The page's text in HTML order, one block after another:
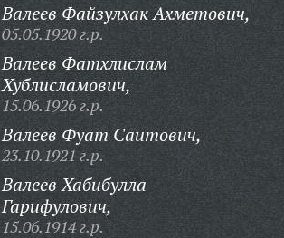
Валеев Файзулхак Ахметович,
05.05.1920 г.р.
Валеев Фатхлислам
Хублисламович,
15.06.1926 г.р.
Валеев Фуат Саитович,
23.10.1921 г.р.
Валеев Хабибулла
Гарифулович,
15.06.1914 г.р.